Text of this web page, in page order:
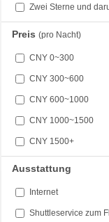
Zwei Sterne und
Preis (pro Nacht)
CNY 0~300
CNY 300~600
CNY 600~1000
CNY 1000~1500
CNY 1500+
Ausstattung
Internet
Shuttleservice zum